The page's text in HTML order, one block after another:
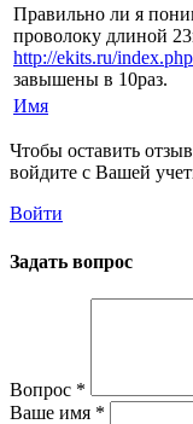
Правильно ли я
проволоку длиной
http://ekits.ru/
завышены в 10раз.
Имя
Чтобы оставить
войдите с Вашей
Войти
Задать вопрос
Вопрос *
Ваше имя *